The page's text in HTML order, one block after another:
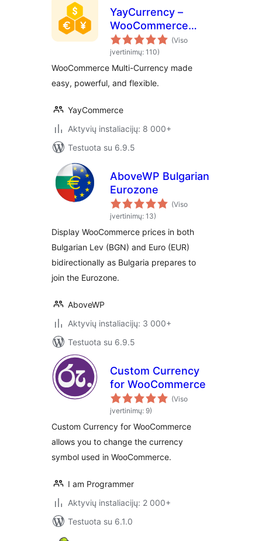
YayCurrency –
WooCommerce
Multi-Currency
Switcher
(Viso
įvertinimų: 110)
WooCommerce Multi-Currency made
easy, powerful, and flexible.
YayCommerce
Aktyvių instaliacijų: 8 000+
Testuota su 6.9.5
AboveWP Bulgarian
Eurozone
(Viso
įvertinimų: 13)
Display WooCommerce prices in both
Bulgarian Lev (BGN) and Euro (EUR)
bidirectionally as Bulgaria prepares to
join the Eurozone.
AboveWP
Aktyvių instaliacijų: 3 000+
Testuota su 6.9.5
Custom Currency
for WooCommerce
(Viso
įvertinimų: 9)
Custom Currency for WooCommerce
allows you to change the currency
symbol used in WooCommerce.
I am Programmer
Aktyvių instaliacijų: 2 000+
Testuota su 6.1.0